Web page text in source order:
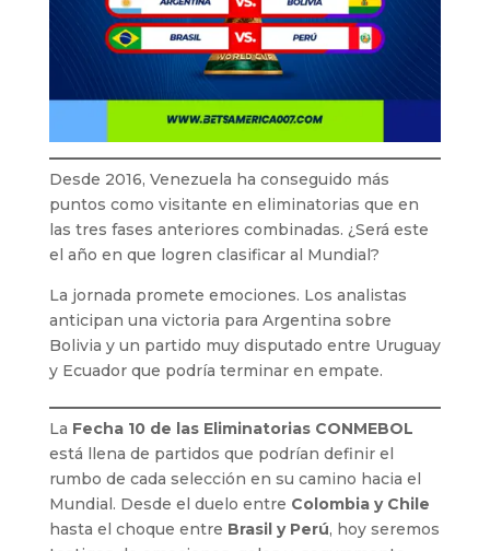
Desde 2016, Venezuela ha conseguido más
puntos como visitante en eliminatorias que en
las tres fases anteriores combinadas. ¿Será este
el año en que logren clasificar al Mundial?
La jornada promete emociones. Los analistas
anticipan una victoria para Argentina sobre
Bolivia y un partido muy disputado entre Uruguay
y Ecuador que podría terminar en empate.
La Fecha 10 de las Eliminatorias CONMEBOL
está llena de partidos que podrían definir el
rumbo de cada selección en su camino hacia el
Mundial. Desde el duelo entre Colombia y Chile
hasta el choque entre Brasil y Perú, hoy seremos